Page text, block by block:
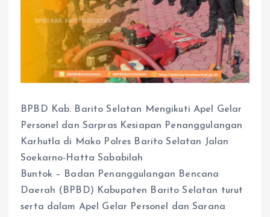
BPBD Kab. Barito Selatan Mengikuti Apel Gelar
Personel dan Sarpras Kesiapan Penanggulangan
Karhutla di Mako Polres Barito Selatan Jalan
Soekarno-Hatta Sababilah
Buntok – Badan Penanggulangan Bencana
Daerah (BPBD) Kabupaten Barito Selatan turut
serta dalam Apel Gelar Personel dan Sarana